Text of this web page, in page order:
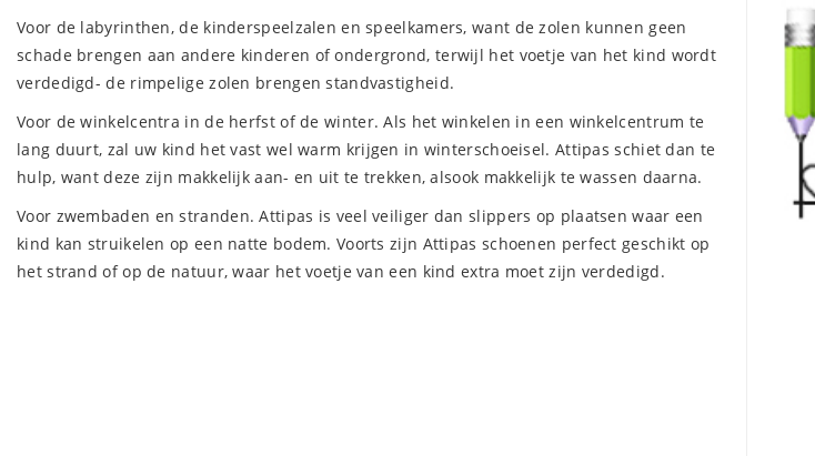
Voor de labyrinthen, de kinderspeelzalen en speelkamers, want de zolen kunnen geen
schade brengen aan andere kinderen of ondergrond, terwijl het voetje van het kind wordt
verdedigd- de rimpelige zolen brengen standvastigheid.
Voor de winkelcentra in de herfst of de winter. Als het winkelen in een winkelcentrum te
lang duurt, zal uw kind het vast wel warm krijgen in winterschoeisel. Attipas schiet dan te
hulp, want deze zijn makkelijk aan- en uit te trekken, alsook makkelijk te wassen daarna.
Voor zwembaden en stranden. Attipas is veel veiliger dan slippers op plaatsen waar een
kind kan struikelen op een natte bodem. Voorts zijn Attipas schoenen perfect geschikt op
het strand of op de natuur, waar het voetje van een kind extra moet zijn verdedigd.